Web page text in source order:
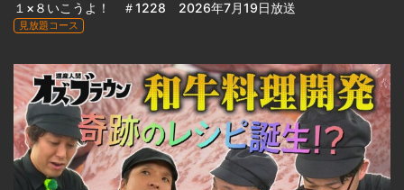
１×８いこうよ！ ＃1228 2026年7月19日放送
見放題コース